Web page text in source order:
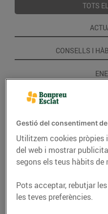
TOTS
CONSELLS I
Gestió del consentiment
Utilitzem cookies pròpies
del web i mostrar
segons els teus hàbits de
Pots acceptar, rebutjar
les teves preferències.